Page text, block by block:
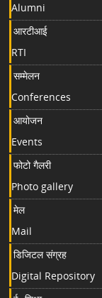
Alumni
आरटीआई
RTI
सम्मेलन
Conferences
आयोजन
Events
फोटो गैलरी
Photo gallery
मेल
Mail
डिजिटल संग्रह
Digital Repository